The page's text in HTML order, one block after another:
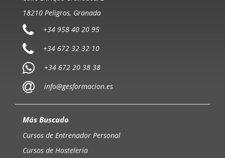
18210 Peligros, Granada
+34 958 40 20 95
+34 672 32 32 10
+34 672 20 38 38
info@gesformacion.es
Más Buscado
Cursos de Entrenador Personal
Cursos de Hostelería